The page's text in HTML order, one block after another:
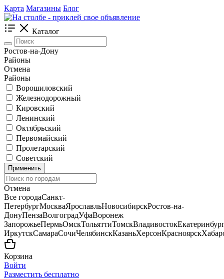
Карта Магазины Блог
Каталог
Ростов-на-Дону
Районы
Отмена
Районы
Ворошиловский
Железнодорожный
Кировский
Ленинский
Октябрьский
Первомайский
Пролетарский
Советский
Применить
Отмена
Все городаСанкт-
ПетербургМоскваЯрославльНовосибирскРостов-на-
ДонуПензаВолгоградУфаВоронеж
ЗапорожьеПермьОмскТольяттиТомскВладивосток
ИркутскСамараСочиЧелябинскКазаньХерсонКрасноярск
Корзина
Войти
Разместить бесплатно